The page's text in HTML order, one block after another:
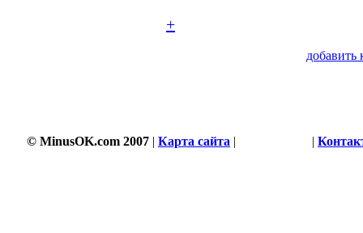
+
добавить
© MinusOK.com 2007 | Карта сайта | |